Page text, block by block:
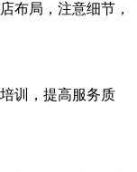
局，注意细节，
训，提高服务质